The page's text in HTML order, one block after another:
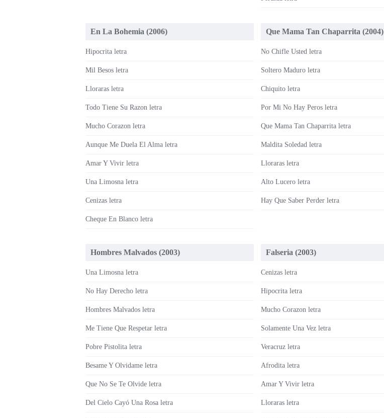
En La Bohemia (2006)
Hipocrita letra
Mil Besos letra
Lloraras letra
Todo Tiene Su Razon letra
Mucho Corazon letra
Aunque Me Duela El Alma letra
Amar Y Vivir letra
Una Limosna letra
Cenizas letra
Cheque En Blanco letra
Que Mama Tan Chaparrita (2004)
No Chifle Usted letra
Soltero Maduro letra
Chiquito letra
Por Mi No Hay Peros letra
Que Mama Tan Chaparrita letra
Maldita Soledad letra
Lloraras letra
Alto Lucero letra
Hay Que Saber Perder letra
Hombres Malvados (2003)
Una Limosna letra
No Hay Derecho letra
Hombres Malvados letra
Me Tiene Que Respetar letra
Pobre Pistolita letra
Besame Y Olvidame letra
Que No Se Te Olvide letra
Del Cielo Cayó Una Rosa letra
Falseria (2003)
Cenizas letra
Hipocrita letra
Mucho Corazon letra
Solamente Una Vez letra
Veracruz letra
Afrodita letra
Amar Y Vivir letra
Lloraras letra